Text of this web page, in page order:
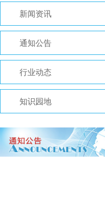
新闻资讯
通知公告
行业动态
知识园地